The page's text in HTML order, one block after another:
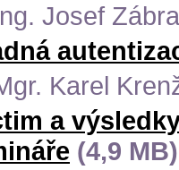
Josef
Karel
a
(4,9 MB)